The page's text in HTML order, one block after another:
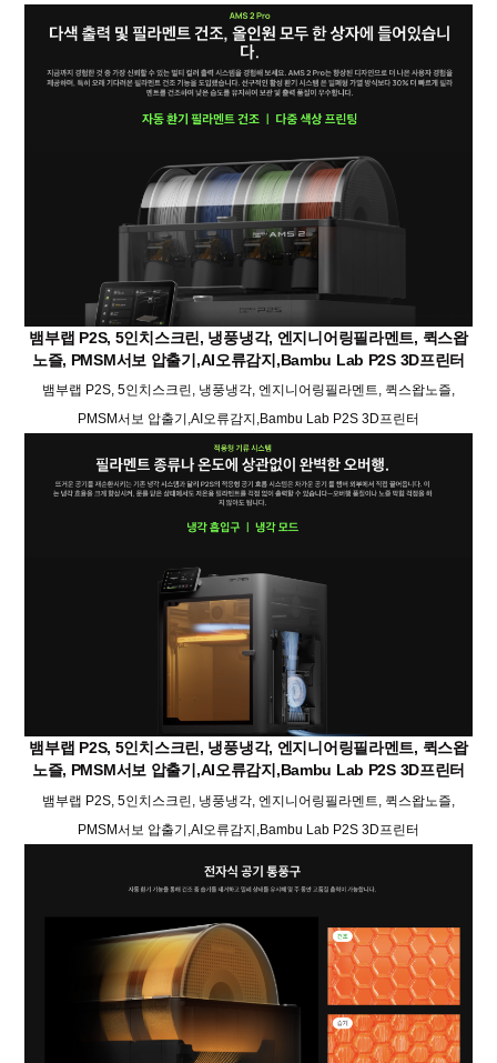
뱀부랩 P2S, 5인치스크린, 냉풍냉각, 엔지니어링필라멘트, 퀵스왑
노즐, PMSM서보 압출기,AI오류감지,Bambu Lab P2S 3D프린터
뱀부랩 P2S, 5인치스크린, 냉풍냉각, 엔지니어링필라멘트, 퀵스왑노즐,
PMSM서보 압출기,AI오류감지,Bambu Lab P2S 3D프린터
뱀부랩 P2S, 5인치스크린, 냉풍냉각, 엔지니어링필라멘트, 퀵스왑
노즐, PMSM서보 압출기,AI오류감지,Bambu Lab P2S 3D프린터
뱀부랩 P2S, 5인치스크린, 냉풍냉각, 엔지니어링필라멘트, 퀵스왑노즐,
PMSM서보 압출기,AI오류감지,Bambu Lab P2S 3D프린터